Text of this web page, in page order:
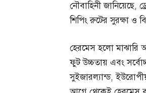
নৌবাহিনী জানিয়েছে,
শিপিং রুটের সুরক্ষা ও
হেরমেস হলো মাঝারি
ফুট উচ্চতায় এবং
সুইজারল্যান্ড,